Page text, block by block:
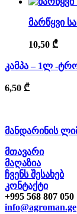
მარწყვი
10,50 ₾
კამპა – 1ლ -
6,50 ₾
მანდარინის
მთავარი
მაღაზია
ჩვენს შესახებ
კონტაქტი
+995 568 807 050
info@agroman.ge